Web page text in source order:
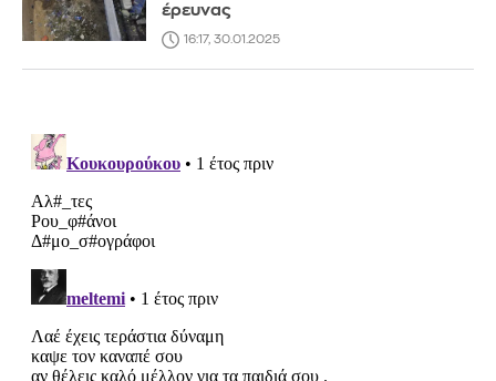
έρευνας
16:17, 30.01.2025